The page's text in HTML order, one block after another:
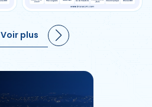
Voir plus